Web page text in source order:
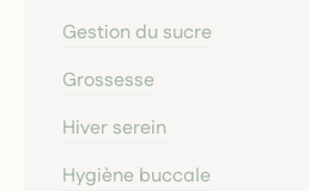
Gestion du sucre
Grossesse
Hiver serein
Hygiène buccale